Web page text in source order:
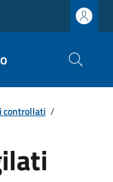
controllati /